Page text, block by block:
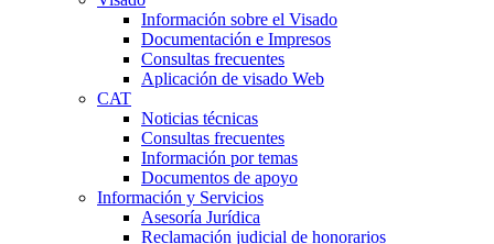
Información sobre el Visado
Documentación e Impresos
Consultas frecuentes
Aplicación de visado Web
CAT
Noticias técnicas
Consultas frecuentes
Información por temas
Documentos de apoyo
Información y Servicios
Asesoría Jurídica
Reclamación judicial de honorarios